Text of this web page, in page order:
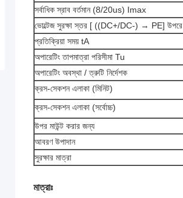
সর্বাধিক স্রাব বর্তমান (8/20us) Imax
ভোল্টেজ সুরক্ষা স্তর [ ((DC+/DC-) → PE] উপরে
প্রতিক্রিয়া সময় tA
অপারেটিং তাপমাত্রা পরিসীমা Tu
অপারেটিং অবস্থা / ত্রুটি নির্দেশক
ক্রস-সেকশন এলাকা (মিনিট)
ক্রস-সেকশন এলাকা (সর্বোচ্চ)
উপর মাউন্ট করার জন্য
আবরণ উপাদান
সুরক্ষার মাত্রা
মাত্রাঃ